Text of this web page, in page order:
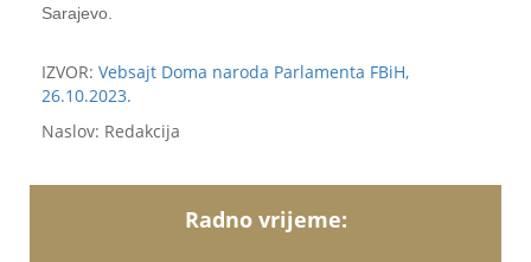
Sarajevo.
IZVOR: Vebsajt Doma naroda Parlamenta FBiH,
26.10.2023.
Naslov: Redakcija
Radno vrijeme: